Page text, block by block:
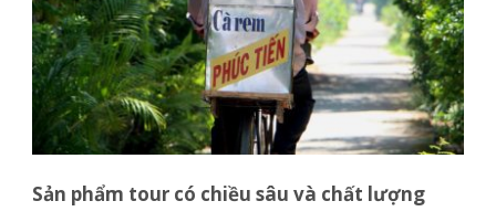
Sản phẩm tour có chiều sâu và chất lượng